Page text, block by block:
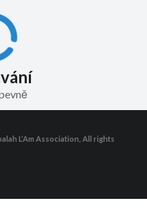
L’Am Association, All rights